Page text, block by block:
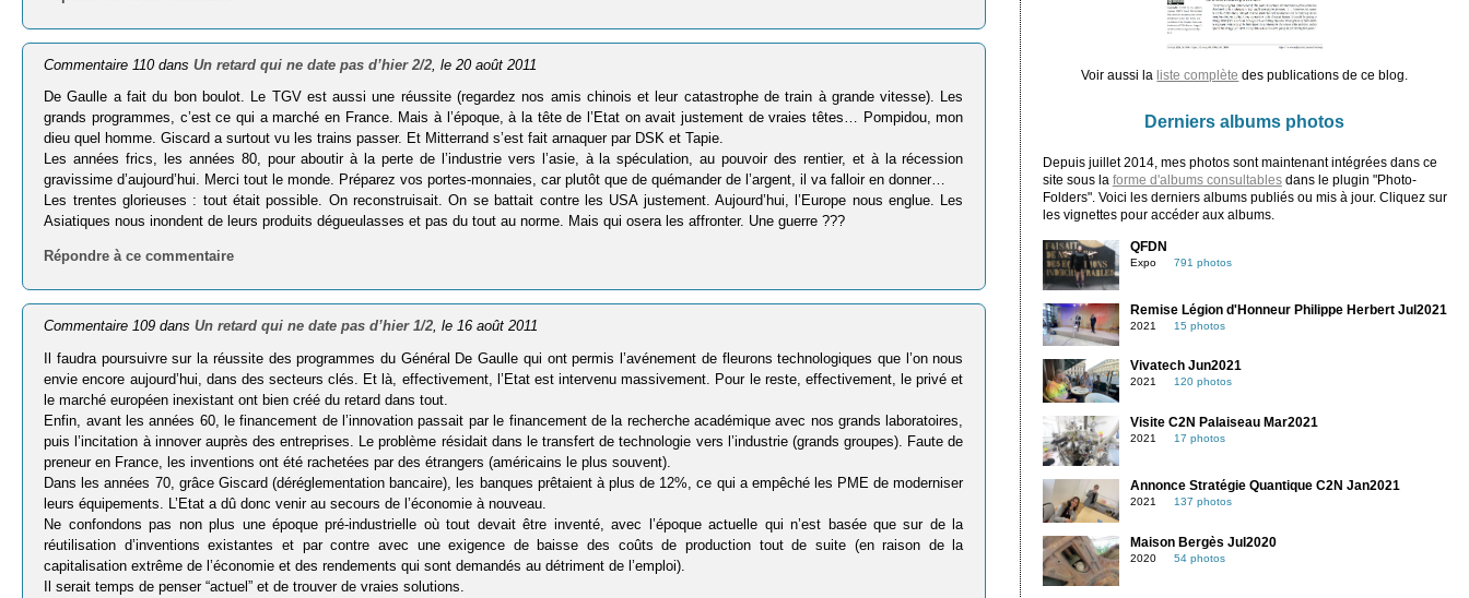
Commentaire 110 dansUn retard qui ne date pas d’hier 2/2 , le 20 août 2011
De Gaulle a fait du bon boulot. Le TGV est aussi une réussite (regardez nos amis chinois et leur catastrophe de train à grande vitesse). Les
grands programmes, c’est ce qui a marché en France. Mais à l’époque, à la tête de l’Etat on avait justement de vraies têtes… Pompidou, mon
dieu quel homme. Giscard a surtout vu les trains passer. Et Mitterrand s’est fait arnaquer par DSK et Tapie.
Les années frics, les années 80, pour aboutir à la perte de l’industrie vers l’asie, à la spéculation, au pouvoir des rentier, et à la récession
gravissime d’aujourd’hui. Merci tout le monde. Préparez vos portes-monnaies, car plutôt que de quémander de l’argent, il va falloir en donner…
Les trentes glorieuses : tout était possible. On reconstruisait. On se battait contre les USA justement. Aujourd’hui, l’Europe nous englue. Les
Asiatiques nous inondent de leurs produits dégueulasses et pas du tout au norme. Mais qui osera les affronter. Une guerre ???
Répondre à ce commentaire
Commentaire 109 dansUn retard qui ne date pas d’hier 1/2 , le 16 août 2011
Il faudra poursuivre sur la réussite des programmes du Général De Gaulle qui ont permis l’avénement de fleurons technologiques que l’on nous
envie encore aujourd’hui, dans des secteurs clés. Et là, effectivement, l’Etat est intervenu massivement. Pour le reste, effectivement, le privé et
le marché européen inexistant ont bien créé du retard dans tout.
Enfin, avant les années 60, le financement de l’innovation passait par le financement de la recherche académique avec nos grands laboratoires,
puis l’incitation à innover auprès des entreprises. Le problème résidait dans le transfert de technologie vers l’industrie (grands groupes). Faute de
preneur en France, les inventions ont été rachetées par des étrangers (américains le plus souvent).
Dans les années 70, grâce Giscard (déréglementation bancaire), les banques prêtaient à plus de 12%, ce qui a empêché les PME de moderniser
leurs équipements. L’Etat a dû donc venir au secours de l’économie à nouveau.
Ne confondons pas non plus une époque pré-industrielle où tout devait être inventé, avec l’époque actuelle qui n’est basée que sur de la
réutilisation d’inventions existantes et par contre avec une exigence de baisse des coûts de production tout de suite (en raison de la
capitalisation extrême de l’économie et des rendements qui sont demandés au détriment de l’emploi).
Il serait temps de penser “actuel” et de trouver de vraies solutions.
Voir aussi la liste complète des publications de ce blog.
Derniers albums photos
Depuis juillet 2014, mes photos sont maintenant intégrées dans ce
site sous la forme d'albums consultablesdans le plugin "Photo-
Folders". Voici les derniers albums publiés ou mis à jour. Cliquez sur
les vignettes pour accéder aux albums.
QFDN
Expo 791 photos
Remise Légion d'Honneur Philippe Herbert Jul2021
2021 15 photos
Vivatech Jun2021
2021 120 photos
Visite C2N Palaiseau Mar2021
2021 17 photos
Annonce Stratégie Quantique C2N Jan2021
2021 137 photos
Maison Bergès Jul2020
2020 54 photos